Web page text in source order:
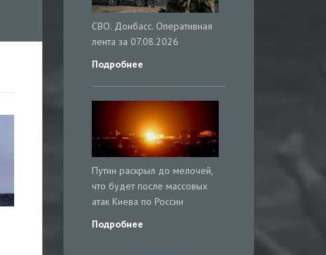
СВО. Донбасс. Оперативная
лента за 07.08.2026
Подробнее
Путин раскрыл до мелочей,
что будет после массовых
атак Киева по России
Подробнее